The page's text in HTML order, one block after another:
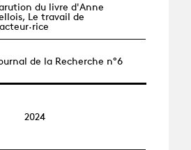
du livre d'Anne
Le travail de
de la Recherche n°6
2024